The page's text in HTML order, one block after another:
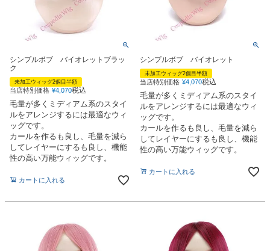
シンプルボブ バイオレットブラッ
ク
未加工ウィッグ2個目半額
当店特別価格 ¥4,070税込
毛量が多くミディアム系のスタイ
ルをアレンジするには最適なウィ
ッグです。
カールを作るも良し、毛量を減ら
してレイヤーにするも良し、機能
性の高い万能ウィッグです。
カートに入れる
シンプルボブ バイオレット
未加工ウィッグ2個目半額
当店特別価格 ¥4,070税込
毛量が多くミディアム系のスタイ
ルをアレンジするには最適なウィ
ッグです。
カールを作るも良し、毛量を減ら
してレイヤーにするも良し、機能
性の高い万能ウィッグです。
カートに入れる